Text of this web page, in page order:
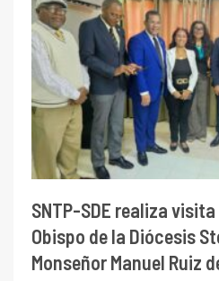
SNTP-SDE realiza
Obispo de la Diócesis
Monseñor Manuel Ruiz